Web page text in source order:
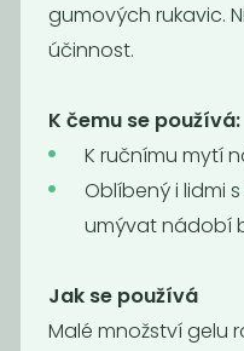
50Kč / Kg
gumových rukavic.
účinnost.
K čemu se používá:
K ručnímu mytí
Oblíbený i lidmi
umývat nádobí
Jak se používá
Malé množství gelu